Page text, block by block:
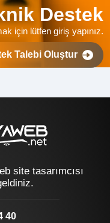
Destek
için lütfen giriş yapınız.
Talebi Oluştur
site tasarımcısı
40